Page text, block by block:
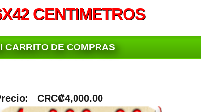
CENTIMETROS
CARRITO DE COMPRAS
CRC₡4,000.00